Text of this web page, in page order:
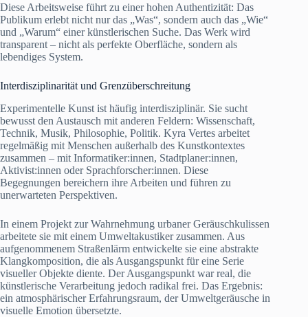
Diese Arbeitsweise führt zu einer hohen Authentizität: Das
Publikum erlebt nicht nur das „Was“, sondern auch das „Wie“
und „Warum“ einer künstlerischen Suche. Das Werk wird
transparent – nicht als perfekte Oberfläche, sondern als
lebendiges System.
Interdisziplinarität und Grenzüberschreitung
Experimentelle Kunst ist häufig interdisziplinär. Sie sucht
bewusst den Austausch mit anderen Feldern: Wissenschaft,
Technik, Musik, Philosophie, Politik. Kyra Vertes arbeitet
regelmäßig mit Menschen außerhalb des Kunstkontextes
zusammen – mit Informatiker:innen, Stadtplaner:innen,
Aktivist:innen oder Sprachforscher:innen. Diese
Begegnungen bereichern ihre Arbeiten und führen zu
unerwarteten Perspektiven.
In einem Projekt zur Wahrnehmung urbaner Geräuschkulissen
arbeitete sie mit einem Umweltakustiker zusammen. Aus
aufgenommenem Straßenlärm entwickelte sie eine abstrakte
Klangkomposition, die als Ausgangspunkt für eine Serie
visueller Objekte diente. Der Ausgangspunkt war real, die
künstlerische Verarbeitung jedoch radikal frei. Das Ergebnis:
ein atmosphärischer Erfahrungsraum, der Umweltgeräusche in
visuelle Emotion übersetzte.